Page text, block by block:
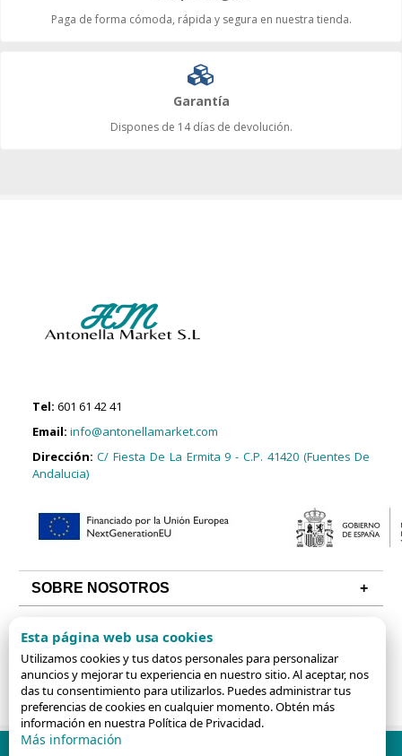
Paga de forma cómoda, rápida y segura en nuestra tienda.
Garantía
Dispones de 14 días de devolución.
Tel: 601 61 42 41
Email: info@antonellamarket.com
Dirección:C/ Fiesta De La Ermita 9 - C.P. 41420 (Fuentes De
Andalucia)
SOBRE NOSOTROS
ALGUNAS CATEGORÍAS
Esta página web usa cookies
Utilizamos cookies y tus datos personales para personalizar
anuncios y mejorar tu experiencia en nuestro sitio. Al aceptar, nos
das tu consentimiento para utilizarlos. Puedes administrar tus
preferencias de cookies en cualquier momento. Obtén más
información en nuestra Política de Privacidad.
Más información